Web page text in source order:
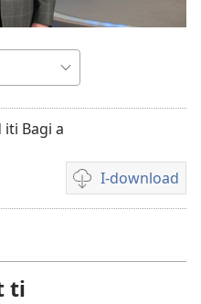
Bagi a
I-download
Dagiti
opsion
ti